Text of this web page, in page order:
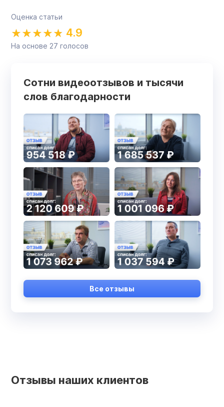
Оценка статьи
4.9
На основе 27 голосов
Сотни видеоотзывов и тысячи
слов благодарности
Все отзывы
Отзывы наших клиентов